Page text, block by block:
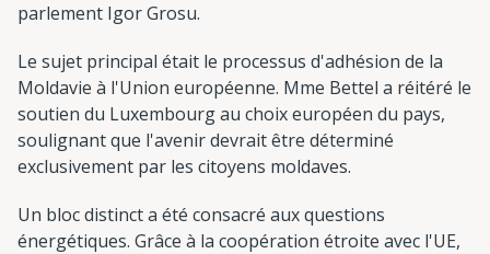
parlement Igor Grosu.
Le sujet principal était le processus d'adhésion de la
Moldavie à l'Union européenne. Mme Bettel a réitéré le
soutien du Luxembourg au choix européen du pays,
soulignant que l'avenir devrait être déterminé
exclusivement par les citoyens moldaves.
Un bloc distinct a été consacré aux questions
énergétiques. Grâce à la coopération étroite avec l'UE,